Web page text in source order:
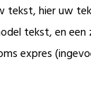
hier uw
tekst, en
expres